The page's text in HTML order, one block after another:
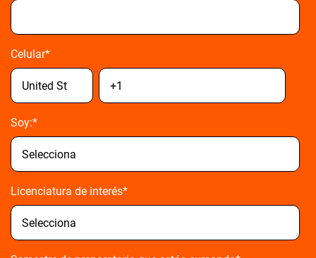
Celular*
Soy:*
Licenciatura de interés*